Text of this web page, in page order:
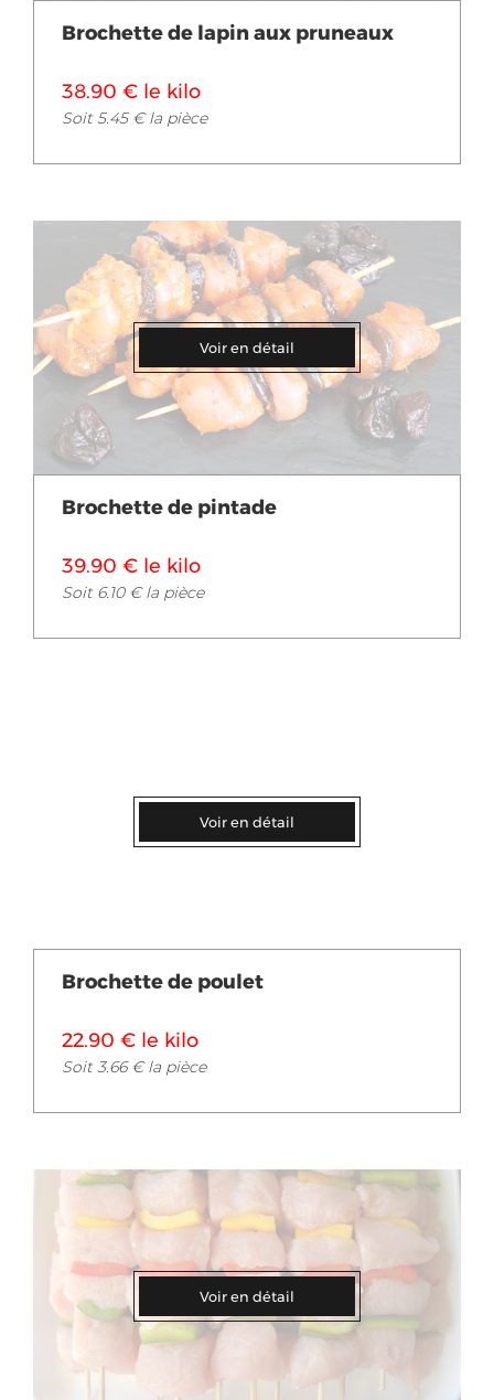
Brochette de lapin aux pruneaux
38.90 € le kilo
Soit 5.45 € la pièce
Voir en détail
Brochette de pintade
39.90 € le kilo
Soit 6.10 € la pièce
Voir en détail
Brochette de poulet
22.90 € le kilo
Soit 3.66 € la pièce
Voir en détail